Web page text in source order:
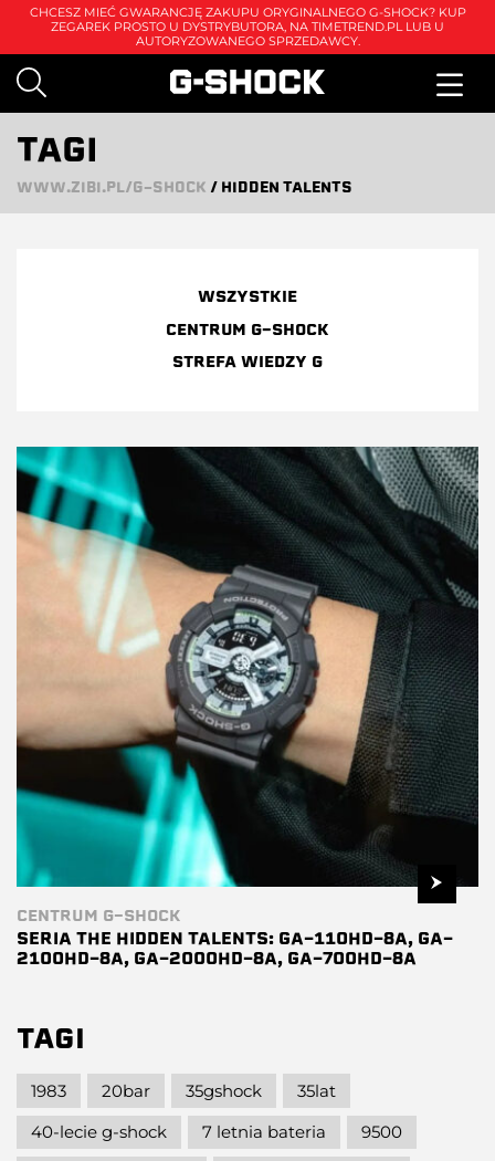
CHCESZ MIEĆ GWARANCJĘ ZAKUPU ORYGINALNEGO G-SHOCK? KUP
ZEGAREK PROSTO U DYSTRYBUTORA, NA TIMETREND.PL LUB U
AUTORYZOWANEGO SPRZEDAWCY.
TAGI
WWW.ZIBI.PL/G-SHOCK / HIDDEN TALENTS
WSZYSTKIE
CENTRUM G-SHOCK
STREFA WIEDZY G
CENTRUM G-SHOCK
SERIA THE HIDDEN TALENTS: GA-110HD-8A, GA-
2100HD-8A, GA-2000HD-8A, GA-700HD-8A
TAGI
1983 20bar 35gshock
35lat
40-lecie g-shock
7 letnia bateria
9500